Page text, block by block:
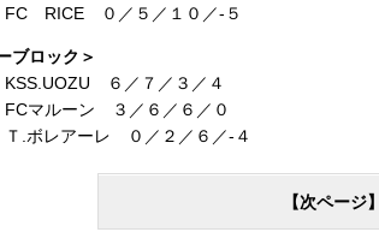
RICE ０／５／１０／-５
ブロック＞
６／７／３／４
マルーン ３／６／６／０
.ボレアーレ ０／２／６／-４
【次ページ】